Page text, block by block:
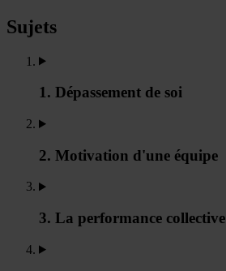
Sujets
1. Dépassement de soi
2. Motivation d'une équipe
3. La performance collective